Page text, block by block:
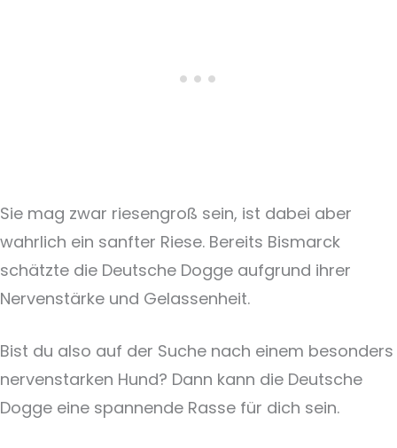
Sie mag zwar riesengroß sein, ist dabei aber
wahrlich ein sanfter Riese. Bereits Bismarck
schätzte die Deutsche Dogge aufgrund ihrer
Nervenstärke und Gelassenheit.
Bist du also auf der Suche nach einem besonders
nervenstarken Hund? Dann kann die Deutsche
Dogge eine spannende Rasse für dich sein.